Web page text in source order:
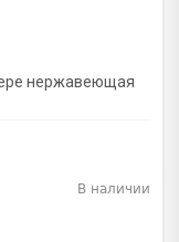
нержавеющая
В наличии